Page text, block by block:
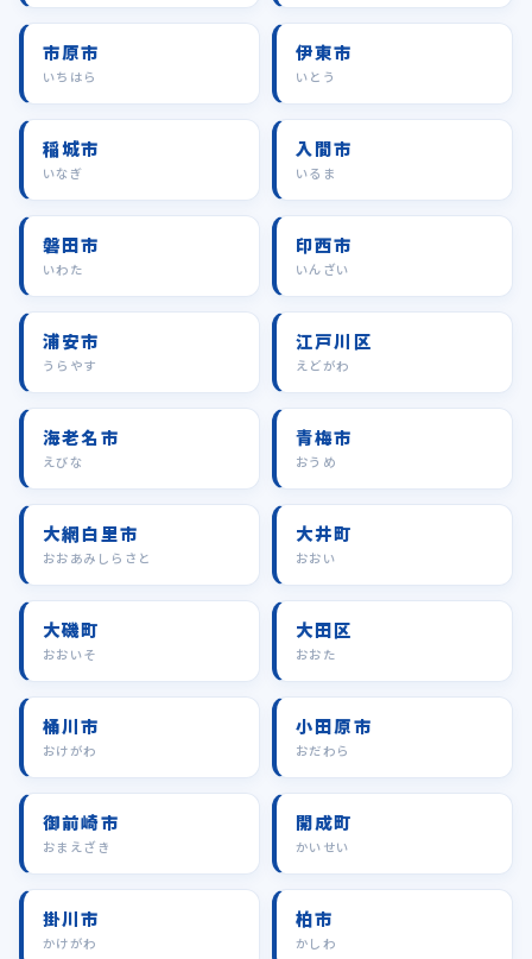
市原市
いちはら
伊東市
いとう
稲城市
いなぎ
入間市
いるま
磐田市
いわた
印西市
いんざい
浦安市
うらやす
江戸川区
えどがわ
海老名市
えびな
青梅市
おうめ
大網白里市
おおあみしらさと
大井町
おおい
大磯町
おおいそ
大田区
おおた
桶川市
おけがわ
小田原市
おだわら
御前崎市
おまえざき
開成町
かいせい
掛川市
かけがわ
柏市
かしわ